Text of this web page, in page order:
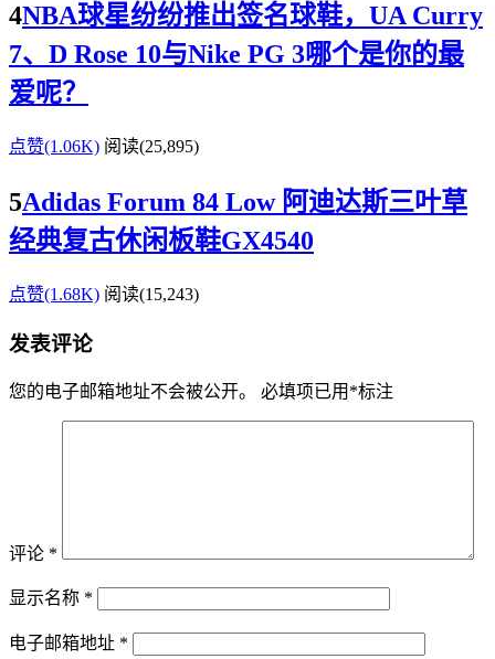
4NBA球星纷纷推出签名球鞋，UA Curry
7、D Rose 10与Nike PG 3哪个是你的最
爱呢？
点赞(1.06K) 阅读(25,895)
5Adidas Forum 84 Low 阿迪达斯三叶草
经典复古休闲板鞋GX4540
点赞(1.68K) 阅读(15,243)
发表评论
您的电子邮箱地址不会被公开。 必填项已用 *标注
评论 *
显示名称 *
电子邮箱地址 *